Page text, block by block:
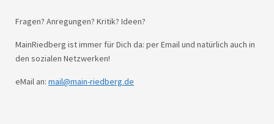
Fragen? Anregungen? Kritik? Ideen?
MainRiedberg ist immer für Dich da: per Email und natürlich auch in
den sozialen Netzwerken!
eMail an: mail@main-riedberg.de